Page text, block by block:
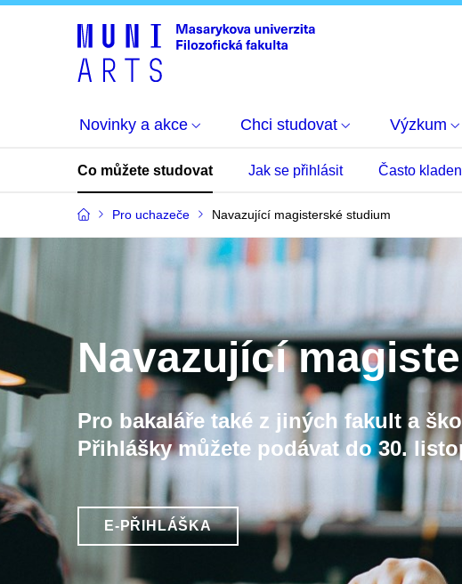
Novinky a akce Chci studovat Výzkum
Co můžete studovat Jak se přihlásit Často
Pro uchazeče Navazující magisterské studium
Navazující
Pro bakaláře také z jiných fakult a
Přihlášky můžete podávat do 30.
E-PŘIHLÁŠKA